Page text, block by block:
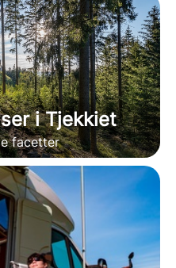
i Tjekkiet
facetter